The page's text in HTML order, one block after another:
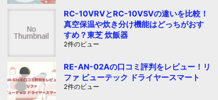
RC-10VRVとRC-10VSVの違いを比較！
真空保温や炊き分け機能はどっちがおす
すめ？東芝 炊飯器
2件のビュー
RE-AN-02Aの口コミ評判をレビュー！リ
ファ ビューテック ドライヤースマート
2件のビュー